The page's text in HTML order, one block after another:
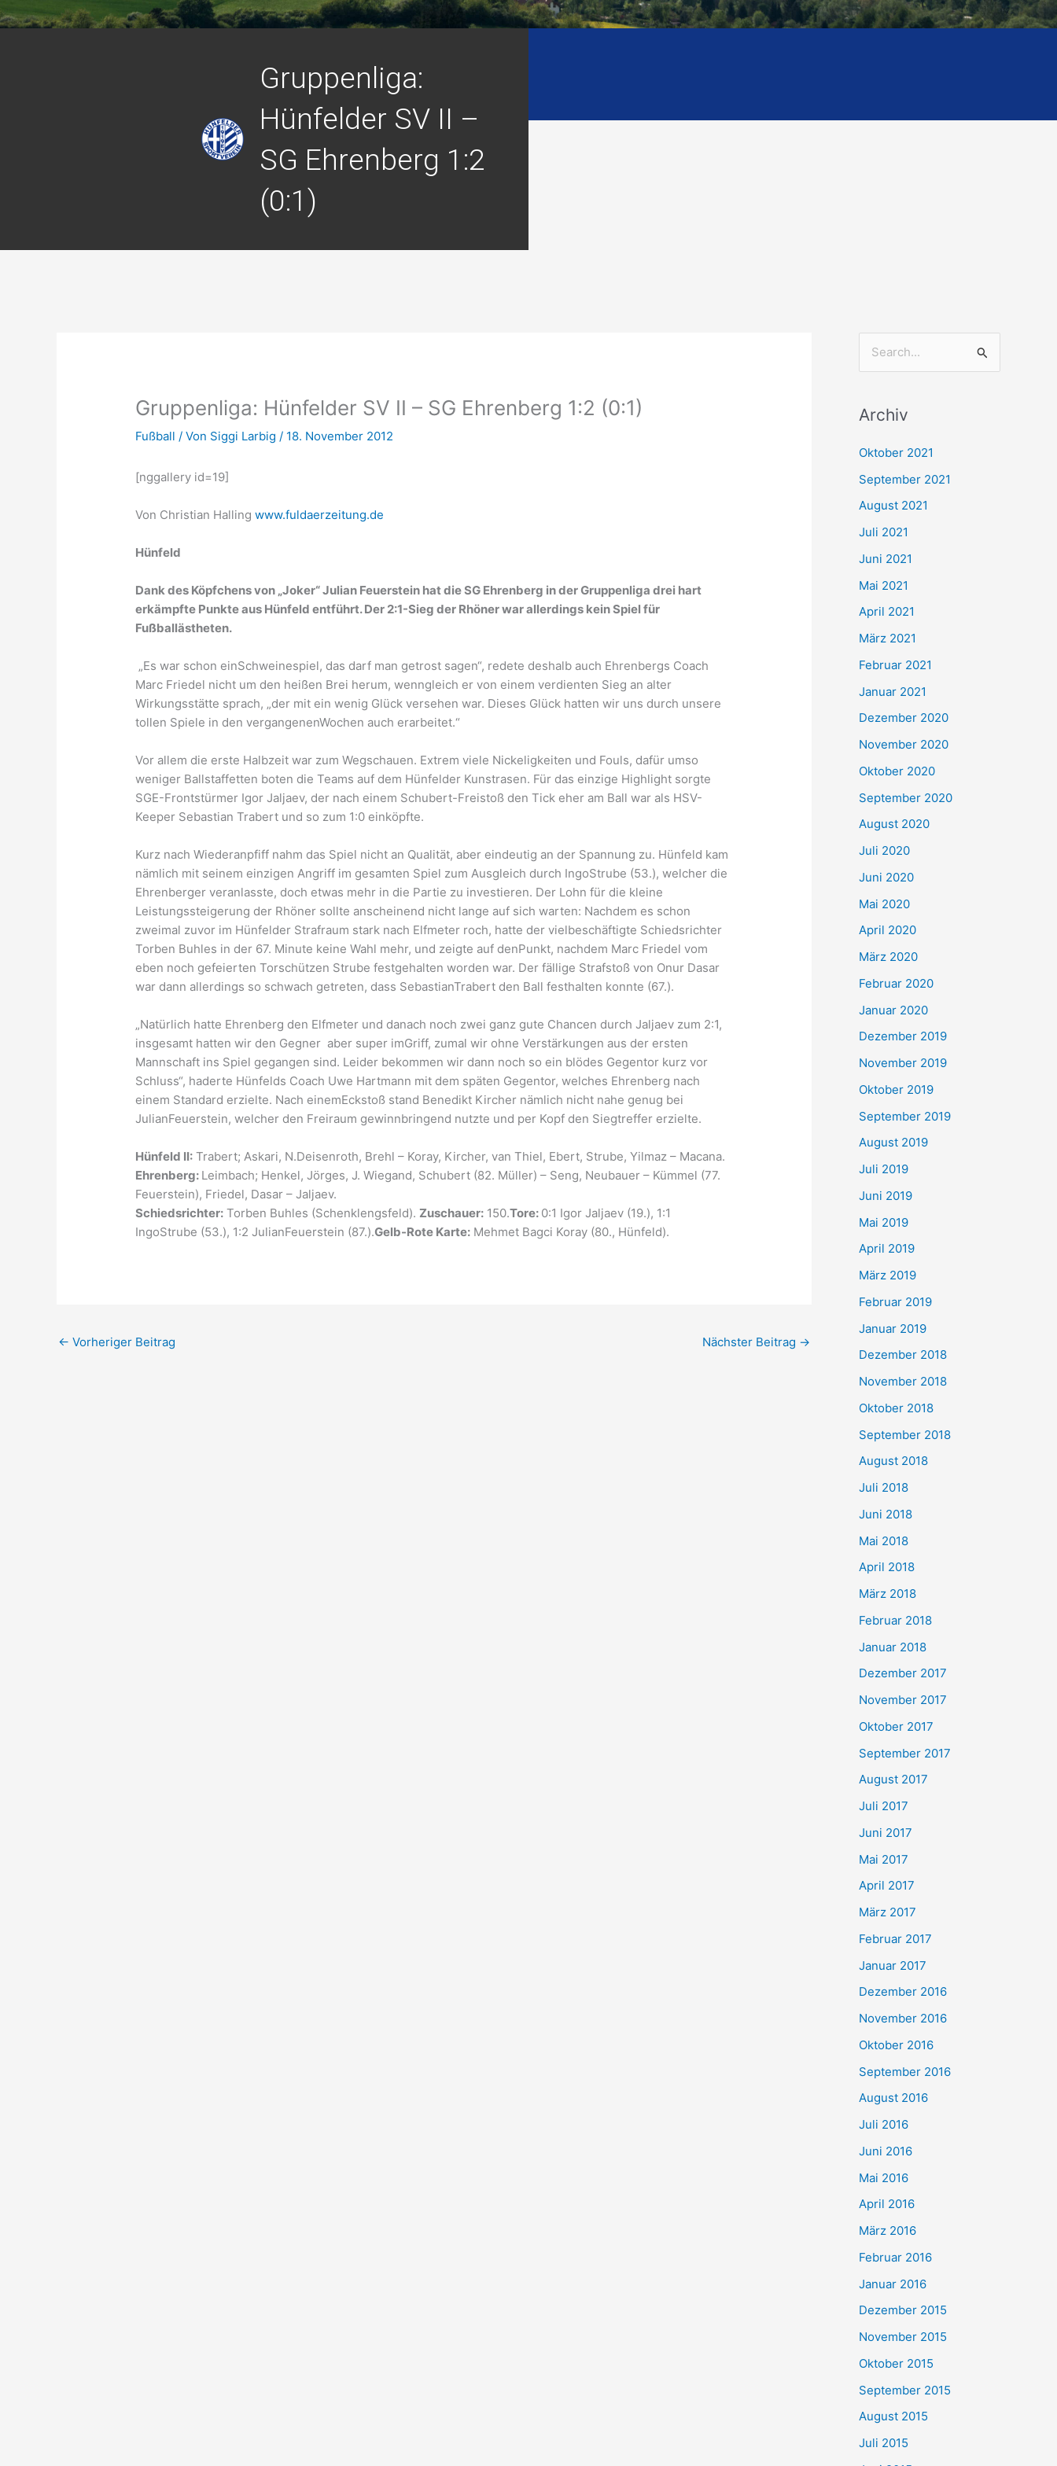
Gruppenliga:
Hünfelder SV II –
SG Ehrenberg 1:2
(0:1)
Gruppenliga: Hünfelder SV II – SG Ehrenberg 1:2 (0:1)
Fußball / Von Siggi Larbig/ 18. November 2012
[nggallery id=19]
Von Christian Hallingwww.fuldaerzeitung.de
Hünfeld
Dank des Köpfchens von „Joker“ Julian Feuerstein hat die SG Ehrenberg in der Gruppenliga drei hart
erkämpfte Punkte aus Hünfeld entführt. Der 2:1-Sieg der Rhöner war allerdings kein Spiel für
Fußballästheten.
„Es war schon einSchweinespiel, das darf man getrost sagen“, redete deshalb auch Ehrenbergs Coach
Marc Friedel nicht um den heißen Brei herum, wenngleich er von einem verdienten Sieg an alter
Wirkungsstätte sprach, „der mit ein wenig Glück versehen war. Dieses Glück hatten wir uns durch unsere
tollen Spiele in den vergangenenWochen auch erarbeitet.“
Vor allem die erste Halbzeit war zum Wegschauen. Extrem viele Nickeligkeiten und Fouls, dafür umso
weniger Ballstaffetten boten die Teams auf dem Hünfelder Kunstrasen. Für das einzige Highlight sorgte
SGE-Frontstürmer Igor Jaljaev, der nach einem Schubert-Freistoß den Tick eher am Ball war als HSV-
Keeper Sebastian Trabert und so zum 1:0 einköpfte.
Kurz nach Wiederanpfiff nahm das Spiel nicht an Qualität, aber eindeutig an der Spannung zu. Hünfeld kam
nämlich mit seinem einzigen Angriff im gesamten Spiel zum Ausgleich durch IngoStrube (53.), welcher die
Ehrenberger veranlasste, doch etwas mehr in die Partie zu investieren. Der Lohn für die kleine
Leistungssteigerung der Rhöner sollte anscheinend nicht lange auf sich warten: Nachdem es schon
zweimal zuvor im Hünfelder Strafraum stark nach Elfmeter roch, hatte der vielbeschäftigte Schiedsrichter
Torben Buhles in der 67. Minute keine Wahl mehr, und zeigte auf denPunkt, nachdem Marc Friedel vom
eben noch gefeierten Torschützen Strube festgehalten worden war. Der fällige Strafstoß von Onur Dasar
war dann allerdings so schwach getreten, dass SebastianTrabert den Ball festhalten konnte (67.).
„Natürlich hatte Ehrenberg den Elfmeter und danach noch zwei ganz gute Chancen durch Jaljaev zum 2:1,
insgesamt hatten wir den Gegner aber super imGriff, zumal wir ohne Verstärkungen aus der ersten
Mannschaft ins Spiel gegangen sind. Leider bekommen wir dann noch so ein blödes Gegentor kurz vor
Schluss“, haderte Hünfelds Coach Uwe Hartmann mit dem späten Gegentor, welches Ehrenberg nach
einem Standard erzielte. Nach einemEckstoß stand Benedikt Kircher nämlich nicht nahe genug bei
JulianFeuerstein, welcher den Freiraum gewinnbringend nutzte und per Kopf den Siegtreffer erzielte.
Hünfeld II: Trabert; Askari, N.Deisenroth, Brehl – Koray, Kircher, van Thiel, Ebert, Strube, Yilmaz – Macana.
Ehrenberg: Leimbach; Henkel, Jörges, J. Wiegand, Schubert (82. Müller) – Seng, Neubauer – Kümmel (77.
Feuerstein), Friedel, Dasar – Jaljaev.
Schiedsrichter: Torben Buhles (Schenklengsfeld). Zuschauer: 150.Tore: 0:1 Igor Jaljaev (19.), 1:1
IngoStrube (53.), 1:2 JulianFeuerstein (87.).Gelb-Rote Karte: Mehmet Bagci Koray (80., Hünfeld).
← Vorheriger Beitrag Nächster Beitrag →
h
e
n
h
:
Archiv
Oktober 2021
September 2021
August 2021
Juli 2021
Juni 2021
Mai 2021
April 2021
März 2021
Februar 2021
Januar 2021
Dezember 2020
November 2020
Oktober 2020
September 2020
August 2020
Juli 2020
Juni 2020
Mai 2020
April 2020
März 2020
Februar 2020
Januar 2020
Dezember 2019
November 2019
Oktober 2019
September 2019
August 2019
Juli 2019
Juni 2019
Mai 2019
April 2019
März 2019
Februar 2019
Januar 2019
Dezember 2018
November 2018
Oktober 2018
September 2018
August 2018
Juli 2018
Juni 2018
Mai 2018
April 2018
März 2018
Februar 2018
Januar 2018
Dezember 2017
November 2017
Oktober 2017
September 2017
August 2017
Juli 2017
Juni 2017
Mai 2017
April 2017
März 2017
Februar 2017
Januar 2017
Dezember 2016
November 2016
Oktober 2016
September 2016
August 2016
Juli 2016
Juni 2016
Mai 2016
April 2016
März 2016
Februar 2016
Januar 2016
Dezember 2015
November 2015
Oktober 2015
September 2015
August 2015
Juli 2015